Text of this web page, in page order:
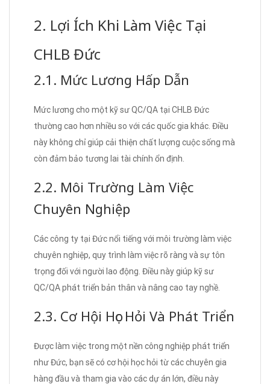
2. Lợi Ích Khi Làm Việc Tại
CHLB Đức
2.1. Mức Lương Hấp Dẫn
Mức lương cho một kỹ sư QC/QA tại CHLB Đức
thường cao hơn nhiều so với các quốc gia khác. Điều
này không chỉ giúp cải thiện chất lượng cuộc sống mà
còn đảm bảo tương lai tài chính ổn định.
2.2. Môi Trường Làm Việc
Chuyên Nghiệp
Các công ty tại Đức nổi tiếng với môi trường làm việc
chuyên nghiệp, quy trình làm việc rõ ràng và sự tôn
trọng đối với người lao động. Điều này giúp kỹ sư
QC/QA phát triển bản thân và nâng cao tay nghề.
2.3. Cơ Hội Học Hỏi Và Phát Triển
Được làm việc trong một nền công nghiệp phát triển
như Đức, bạn sẽ có cơ hội học hỏi từ các chuyên gia
hàng đầu và tham gia vào các dự án lớn, điều này